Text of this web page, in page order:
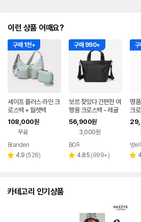
이런 상품 어때요?
구매 1천+
세이프 플러스 라인 크
로스백 + 월렛백
108,000원
무료
Branden
별 4.9 리
(528)
구매 990+
보르 찾았다 간편한 여
행용 크로스백 - 레귤
러 CB03
56,900원
3,000원
BOR
별 4.85 리
(999+)
명
크
가
방e
별
카테고리 인기상품